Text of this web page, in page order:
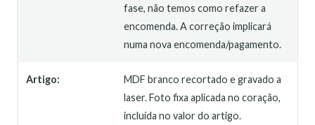
fase, não temos como refazer a
encomenda. A correção implicará
numa nova encomenda/pagamento.
Artigo:
MDF branco recortado e gravado a
laser. Foto fixa aplicada no coração,
incluída no valor do artigo.